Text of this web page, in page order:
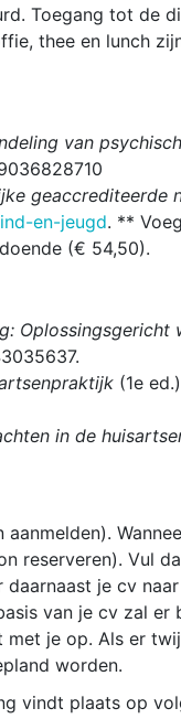
Toegang tot de
thee en lunch
van
geaccrediteerde
en-jeugd. **
(€ 54,50).
Oplossingsgericht
(1e
in de
reserveren). Vul
je cv
van je cv zal
je op. Als er
worden.
vindt plaats op